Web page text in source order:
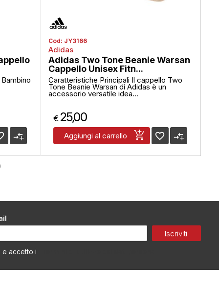
compare_arrows
Cod: JY3166
Adidas
Adidas Two Tone Beanie Warsan
Cappello Unisex Fitn...
Caratteristiche Principali Il cappello Two
Tone Beanie Warsan di Adidas è un
accessorio versatile idea...
€ 25,00
Aggiungi al carrello favorite_border compare_arrows
Iscriviti
e accetto i